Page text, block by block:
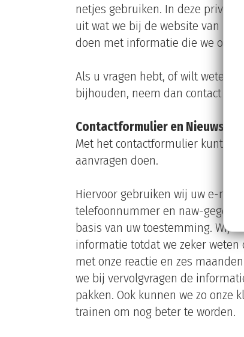
netjes gebruiken. In deze
uit wat we bij de website van
doen met informatie die we over
Als u vragen hebt, of wilt weten
bijhouden, neem dan contact op
Contactformulier en Nieuwsbrief
Met het contactformulier kunt u
aanvragen doen.
Hiervoor gebruiken wij uw e-
telefoonnummer en naw-
basis van uw toestemming. Wij
informatie totdat we zeker
met onze reactie en zes
we bij vervolgvragen de
pakken. Ook kunnen we zo onze
trainen om nog beter te worden.